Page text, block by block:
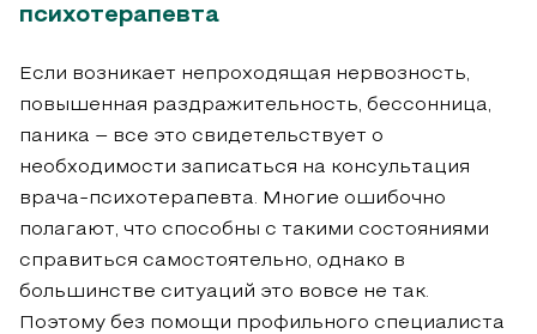
психотерапевта
Если возникает непроходящая нервозность,
повышенная раздражительность, бессонница,
паника – все это свидетельствует о
необходимости записаться на консультация
врача-психотерапевта. Многие ошибочно
полагают, что способны с такими состояниями
справиться самостоятельно, однако в
большинстве ситуаций это вовсе не так.
Поэтому без помощи профильного специалиста